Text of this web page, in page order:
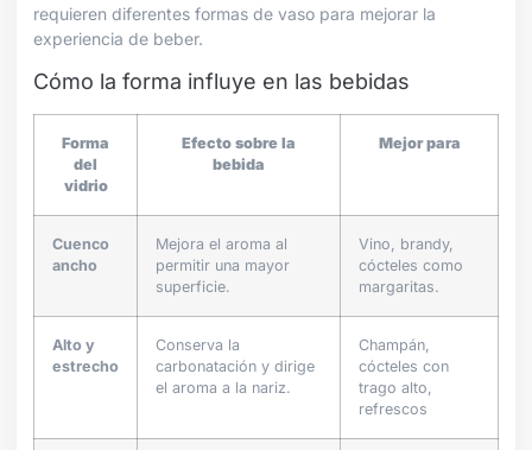
requieren diferentes formas de vaso para mejorar la
experiencia de beber.
Cómo la forma influye en las bebidas
Forma
del
vidrio
Efecto sobre la
bebida
Mejor para
Cuenco
ancho
Mejora el aroma al
permitir una mayor
superficie.
Vino, brandy,
cócteles como
margaritas.
Alto y
estrecho
Conserva la
carbonatación y dirige
el aroma a la nariz.
Champán,
cócteles con
trago alto,
refrescos